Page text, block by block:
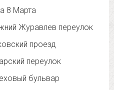
8 Марта
Журавлев переулок
проезд
переулок
бульвар